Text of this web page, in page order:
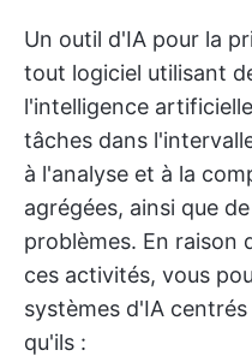
Un outil d'IA pour la
tout logiciel utilisant
l'intelligence
tâches dans
à l'analyse et à la
agrégées, ainsi que
problèmes. En raison
ces activités, vous
systèmes d'IA
qu'ils :